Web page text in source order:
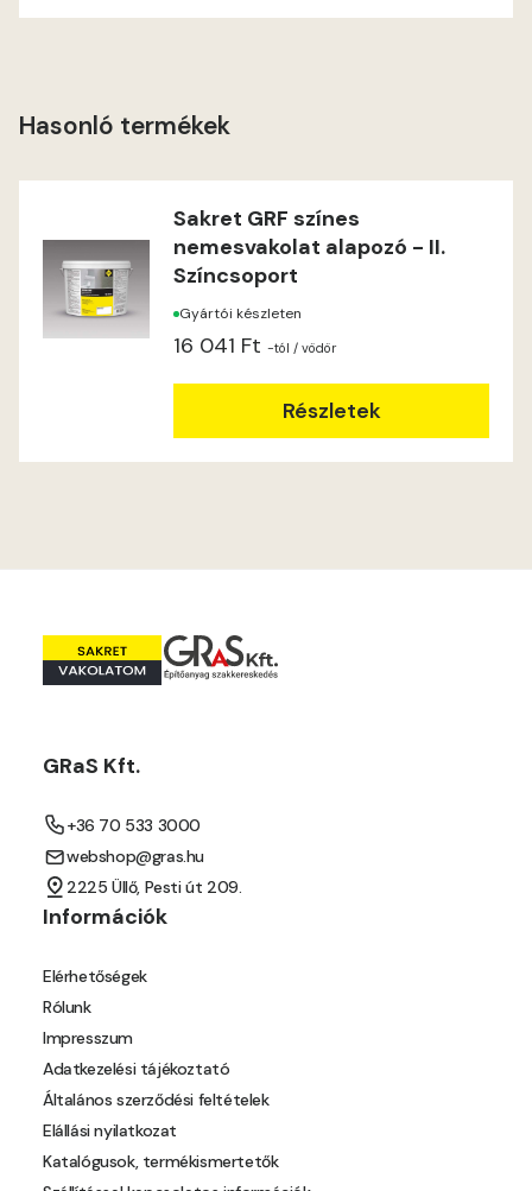
Grass-green B
Lilac A
Magnolia A
Magnolia B
Mandarin C
Mango C
Melon-yellow C
Orange C
Pheasant-brown B
Hasonló termékek
Sakret GRF színes
nemesvakolat alapozó - II.
Színcsoport
Gyártói készleten
16 041 Ft -tól / vödör
Részletek
GRaS Kft.
+36 70 533 3000
webshop@gras.hu
2225 Üllő, Pesti út 209.
Információk
Elérhetőségek
Rólunk
Impresszum
Adatkezelési tájékoztató
Általános szerződési feltételek
Elállási nyilatkozat
Katalógusok, termékismertetők